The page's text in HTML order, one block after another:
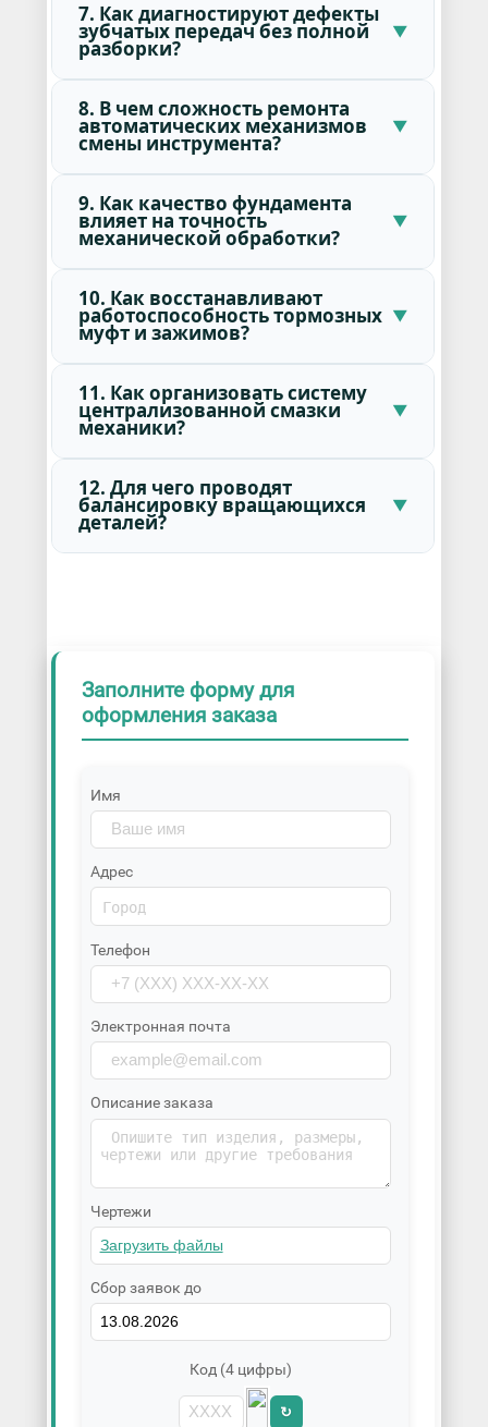
7. Как диагностируют дефекты
зубчатых передач без полной
разборки?
8. В чем сложность ремонта
автоматических механизмов
смены инструмента?
9. Как качество фундамента
влияет на точность
механической обработки?
10. Как восстанавливают
работоспособность тормозных
муфт и зажимов?
11. Как организовать систему
централизованной смазки
механики?
12. Для чего проводят
балансировку вращающихся
деталей?
Заполните форму для
оформления заказа
Имя
Адрес
Телефон
Электронная почта
Описание заказа
Чертежи
Сбор заявок до
Код (4 цифры)
↻